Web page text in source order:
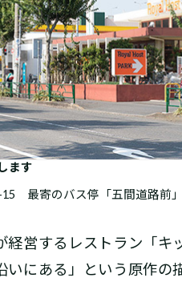
ます
最寄のバス停「五間道路前」
営するレストラン「キ
にある」という原作の